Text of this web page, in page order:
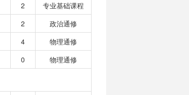
2
专业基础课程
2
政治通修
4
物理通修
0 物理通修